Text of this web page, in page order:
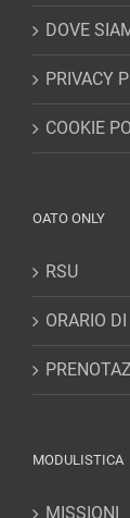
DOVE
PRIVACY
COOKIE
OATO ONLY
RSU
ORARIO
MODULISTICA
MISSIONI